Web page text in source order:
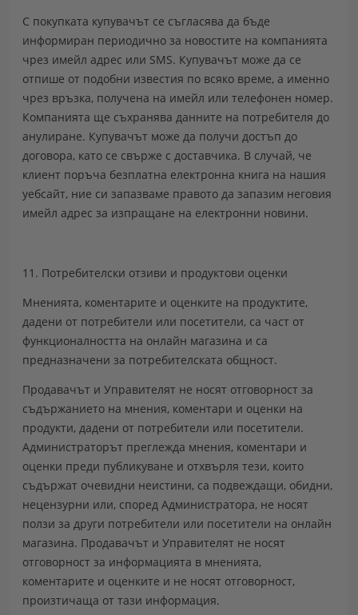
С покупката купувачът се съгласява да бъде
информиран периодично за новостите на компанията
чрез имейл адрес или SMS. Купувачът може да се
отпише от подобни известия по всяко време, а именно
чрез връзка, получена на имейл или телефонен номер.
Компанията ще съхранява данните на потребителя до
анулиране. Купувачът може да получи достъп до
договора, като се свърже с доставчика. В случай, че
клиент поръча безплатна електронна книга на нашия
уебсайт, ние си запазваме правото да запазим неговия
имейл адрес за изпращане на електронни новини.
11. Потребителски отзиви и продуктови оценки
Мненията, коментарите и оценките на продуктите,
дадени от потребители или посетители, са част от
функционалността на онлайн магазина и са
предназначени за потребителската общност.
Продавачът и Управителят не носят отговорност за
съдържанието на мнения, коментари и оценки на
продукти, дадени от потребители или посетители.
Администраторът преглежда мнения, коментари и
оценки преди публикуване и отхвърля тези, които
съдържат очевидни неистини, са подвеждащи, обидни,
нецензурни или, според Администратора, не носят
ползи за други потребители или посетители на онлайн
магазина. Продавачът и Управителят не носят
отговорност за информацията в мненията,
коментарите и оценките и не носят отговорност,
произтичаща от тази информация.